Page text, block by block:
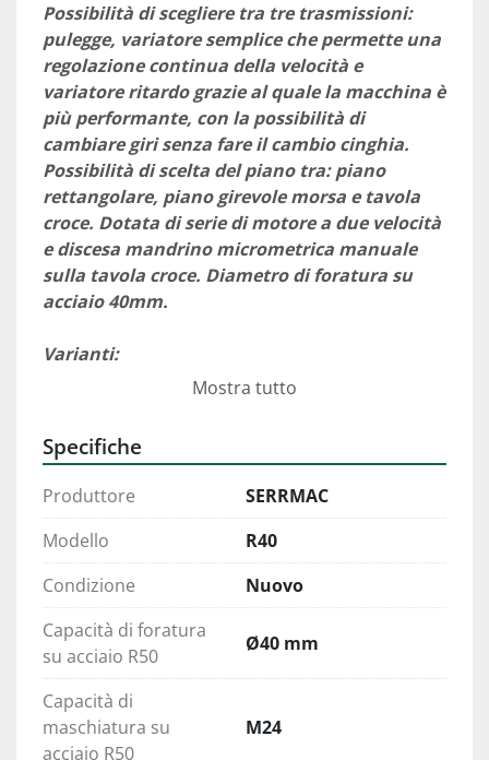
Possibilità di scegliere tra tre trasmissioni:
pulegge, variatore semplice che permette una
regolazione continua della velocità e
variatore ritardo grazie al quale la macchina è
più performante, con la possibilità di
cambiare giri senza fare il cambio cinghia.
Possibilità di scelta del piano tra: piano
rettangolare, piano girevole morsa e tavola
croce. Dotata di serie di motore a due velocità
e discesa mandrino micrometrica manuale
sulla tavola croce. Diametro di foratura su
acciaio 40mm.
Varianti:
(Tavola rotante): 600 x 460 mm
375 mm
COLONNA TC (Tavola croce): 630 x 255 mm
Mostra tutto
Specifiche
Produttore
SERRMAC
Modello
R40
Condizione
Nuovo
Capacità di foratura
su acciaio R50
Ø40 mm
Capacità di
maschiatura su
acciaio R50
M24